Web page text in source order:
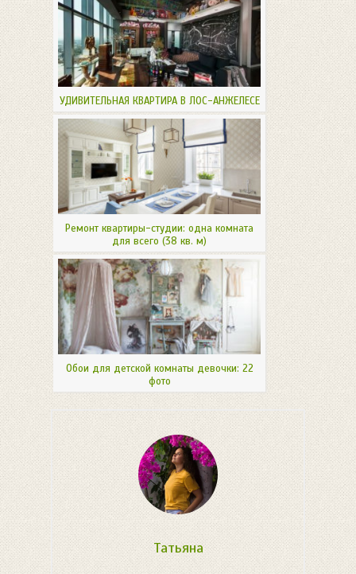
УДИВИТЕЛЬНАЯ КВАРТИРА В ЛОС-АНЖЕЛЕСЕ
Ремонт квартиры-студии: одна комната
для всего (38 кв. м)
Обои для детской комнаты девочки: 22
фото
Татьяна